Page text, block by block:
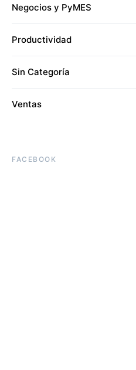
Negocios y PyMES
Productividad
Sin Categoría
Ventas
FACEBOOK